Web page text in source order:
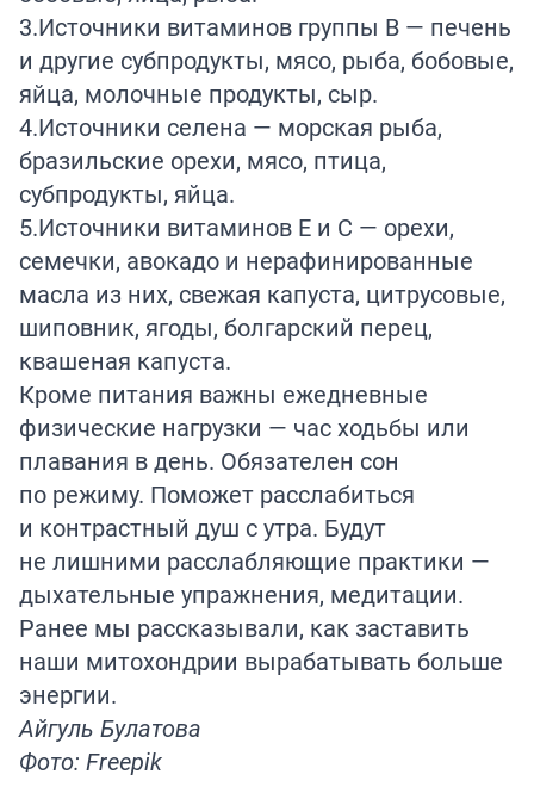
3.Источники витаминов группы В — печень
и другие субпродукты, мясо, рыба, бобовые,
яйца, молочные продукты, сыр.
4.Источники селена — морская рыба,
бразильские орехи, мясо, птица,
субпродукты, яйца.
5.Источники витаминов Е и С — орехи,
семечки, авокадо и нерафинированные
масла из них, свежая капуста, цитрусовые,
шиповник, ягоды, болгарский перец,
квашеная капуста.
Кроме питания важны ежедневные
физические нагрузки — час ходьбы или
плавания в день. Обязателен сон
по режиму. Поможет расслабиться
и контрастный душ с утра. Будут
не лишними расслабляющие практики —
дыхательные упражнения, медитации.
Ранее мы рассказывали, как заставить
наши митохондрии вырабатывать больше
энергии.
Айгуль Булатова
Фото: Freepik